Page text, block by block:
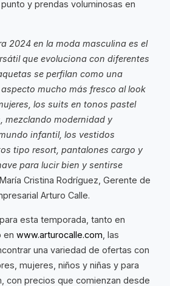
y prendas voluminosas en
2024 en la moda masculina es el
que evoluciona con diferentes
se perfilan como una
mucho más fresco al look
los suits en tonos pastel
mezclando modernidad y
infantil, los vestidos
tipo resort, pantalones cargo y
para lucir bien y sentirse
Cristina Rodríguez, Gerente de
Arturo Calle.
esta temporada, tanto en
en www.arturocalle.com , las
una variedad de ofertas con
mujeres, niños y niñas y para
con precios que comienzan desde